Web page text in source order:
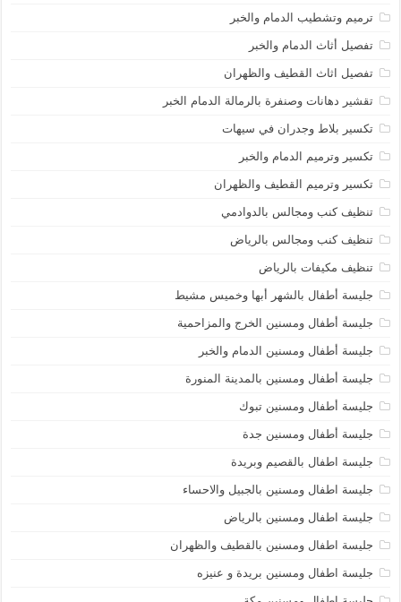
ترميم وتشطيب الدمام والخبر
تفصيل أثاث الدمام والخبر
تفصيل اثاث القطيف والظهران
تقشير دهانات وصنفرة بالرمالة الدمام الخبر
تكسير بلاط وجدران في سيهات
تكسير وترميم الدمام والخبر
تكسير وترميم القطيف والظهران
تنظيف كنب ومجالس بالدوادمي
تنظيف كنب ومجالس بالرياض
تنظيف مكيفات بالرياض
جليسة أطفال بالشهر أبها وخميس مشيط
جليسة أطفال ومسنين الخرج والمزاحمية
جليسة أطفال ومسنين الدمام والخبر
جليسة أطفال ومسنين بالمدينة المنورة
جليسة أطفال ومسنين تبوك
جليسة أطفال ومسنين جدة
جليسة اطفال بالقصيم وبريدة
جليسة اطفال ومسنين بالجبيل والاحساء
جليسة اطفال ومسنين بالرياض
جليسة اطفال ومسنين بالقطيف والظهران
جليسة اطفال ومسنين بريدة و عنيزه